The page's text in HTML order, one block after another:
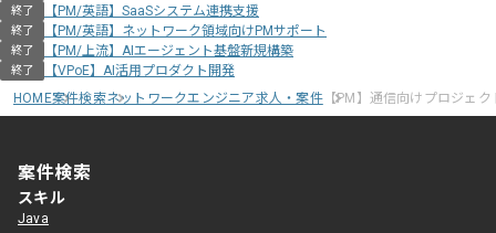
終了 【PM/英語】SaaSシステム連携支援
終了 【PM/英語】ネットワーク領域向けPMサポート
終了 【PM/上流】AIエージェント基盤新規構築
終了
【VPoE】AI活用プロダクト開発
HOME案件検索ネットワークエンジニア求人・案件【PM】通信向けプロジェク
案件検索
スキル
Java